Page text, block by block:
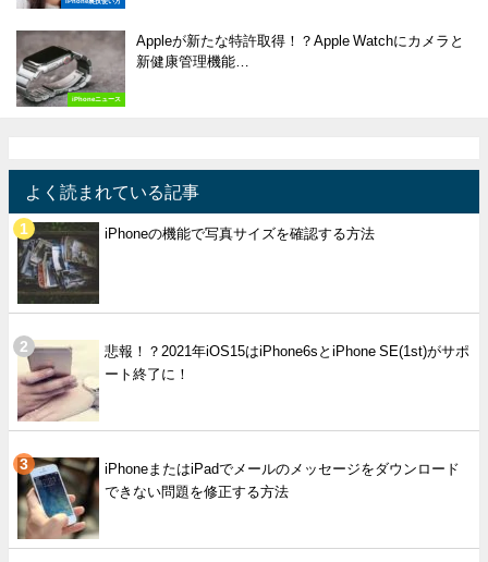
iPhoneニュース
Appleが新たな特許取得！？Apple Watchにカメラと
新健康管理機能…
よく読まれている記事
iPhoneの機能で写真サイズを確認する方法
悲報！？2021年iOS15はiPhone6sとiPhone SE(1st)がサポ
ート終了に！
iPhoneまたはiPadでメールのメッセージをダウンロード
できない問題を修正する方法